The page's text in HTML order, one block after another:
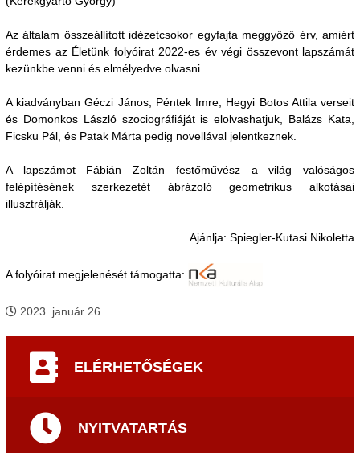
Az általam összeállított idézetcsokor egyfajta meggyőző érv, amiért
érdemes az Életünk folyóirat 2022-es év végi összevont lapszámát
kezünkbe venni és elmélyedve olvasni.
A kiadványban Géczi János, Péntek Imre, Hegyi Botos Attila verseit
és Domonkos László szociográfiáját is elolvashatjuk, Balázs Kata,
Ficsku Pál, és Patak Márta pedig novellával jelentkeznek.
A lapszámot Fábián Zoltán festőművész a világ valóságos
felépítésének szerkezetét ábrázoló geometrikus alkotásai
illusztrálják.
Ajánlja: Spiegler-Kutasi Nikoletta
A folyóirat megjelenését támogatta:
2023. január 26.
ELÉRHETŐSÉGEK
NYITVATARTÁS